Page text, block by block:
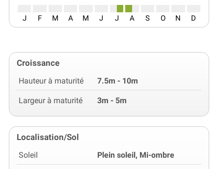
J F M A M J J A S O N D
Croissance
Hauteur à maturité 7.5m - 10m
Largeur à maturité 3m - 5m
Localisation/Sol
Soleil Plein soleil, Mi-ombre